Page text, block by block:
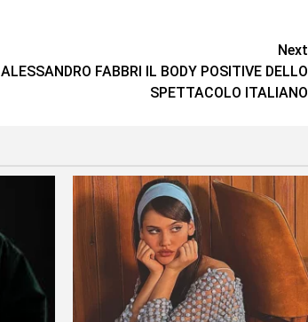
Next
ALESSANDRO FABBRI IL BODY POSITIVE DELLO
SPETTACOLO ITALIANO